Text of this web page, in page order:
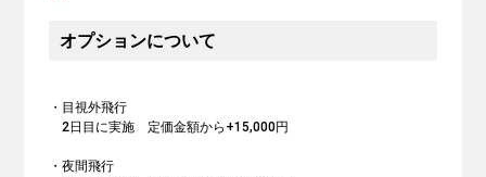
オプションについて
・目視外飛行
2日目に実施 定価金額から+15,000円
・夜間飛行